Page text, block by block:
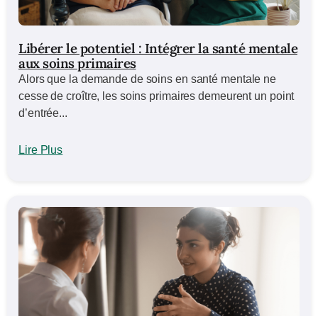
Libérer le potentiel : Intégrer la santé mentale
aux soins primaires
Alors que la demande de soins en santé mentale ne
cesse de croître, les soins primaires demeurent un point
d’entrée...
Lire Plus